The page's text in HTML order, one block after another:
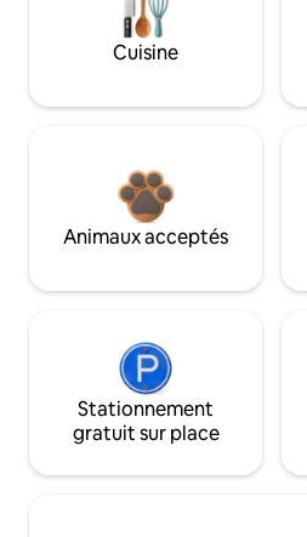
Cuisine
Animaux acceptés
Stationnement
gratuit sur place